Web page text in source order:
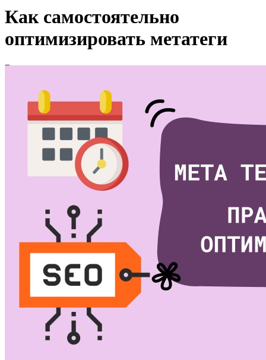
Как самостоятельно
оптимизировать метатеги
Вы здесь:
Как самостоятельно оптимизировать метатеги